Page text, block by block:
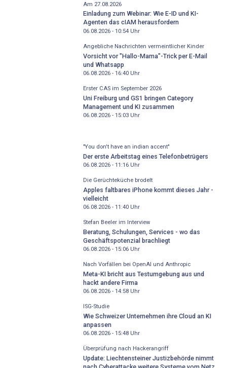
Am 27.08.2026
Einladung zum Webinar: Wie E-ID und KI-
Agenten das cIAM herausfordern
06.08.2026 - 10:54Uhr
Angebliche Nachrichten vermeintlicher Kinder
Vorsicht vor "Hallo-Mama"-Trick per E-Mail
und Whatsapp
06.08.2026 - 16:40Uhr
Erster CAS im September 2026
Uni Freiburg und GS1 bringen Category
Management und KI zusammen
06.08.2026 - 15:03Uhr
"You don't have an indian accent"
Der erste Arbeitstag eines Telefonbetrügers
06.08.2026 - 11:16Uhr
Die Gerüchteküche brodelt
Apples faltbares iPhone kommt dieses Jahr -
vielleicht
06.08.2026 - 11:40Uhr
Stefan Beeler im Interview
Beratung, Schulungen, Services - wo das
Geschäftspotenzial brachliegt
06.08.2026 - 15:06Uhr
Nach Vorfällen bei OpenAI und Anthropic
Meta-KI bricht aus Testumgebung aus und
hackt andere Firma
06.08.2026 - 14:58Uhr
ISG-Studie
Wie Schweizer Unternehmen ihre Cloud an KI
anpassen
06.08.2026 - 15:48Uhr
Überprüfung nach Hackerangriff
Update: Liechtensteiner Justizbehörde nimmt